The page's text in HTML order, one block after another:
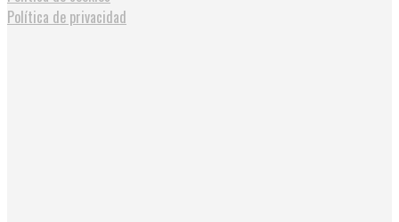
Política de privacidad